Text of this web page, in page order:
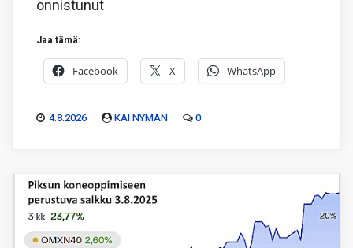
onnistunut
Jaa tämä:
Facebook X WhatsApp
4.8.2026 KAI NYMAN 0